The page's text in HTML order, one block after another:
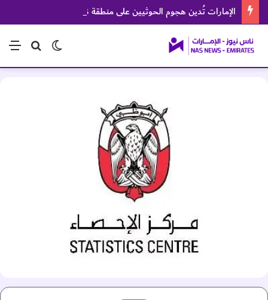
الإمارات تُدين هجوم الحوثيين على منطقة نجران السعودية
بحث عن
الوضع المظلم